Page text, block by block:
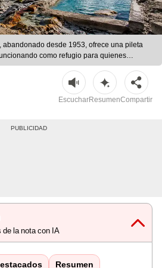
abandonado desde 1953, ofrece una pileta
como refugio para quienes
vuelo uruguayo. | Foto: ABC/Turismo San
EscucharResumenCompartir
la nota con IA
Resumen